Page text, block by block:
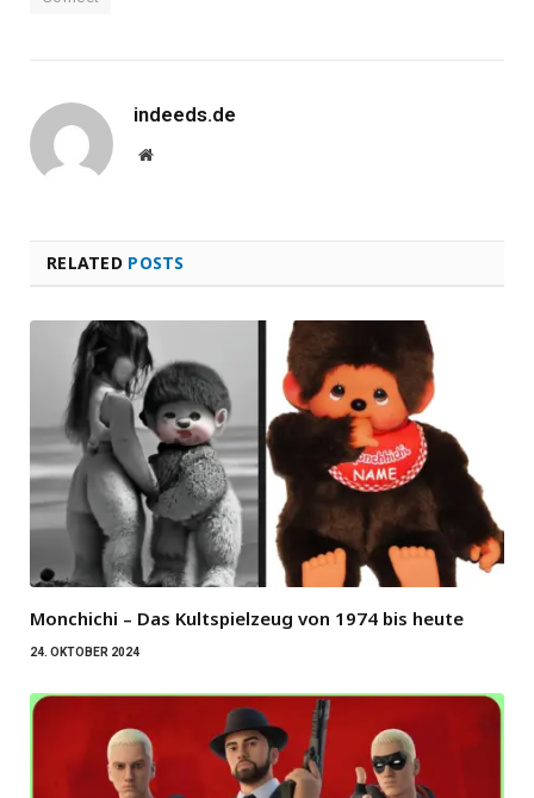
indeeds.de
Website
RELATED POSTS
Monchichi – Das Kultspielzeug von 1974 bis heute
24. OKTOBER 2024